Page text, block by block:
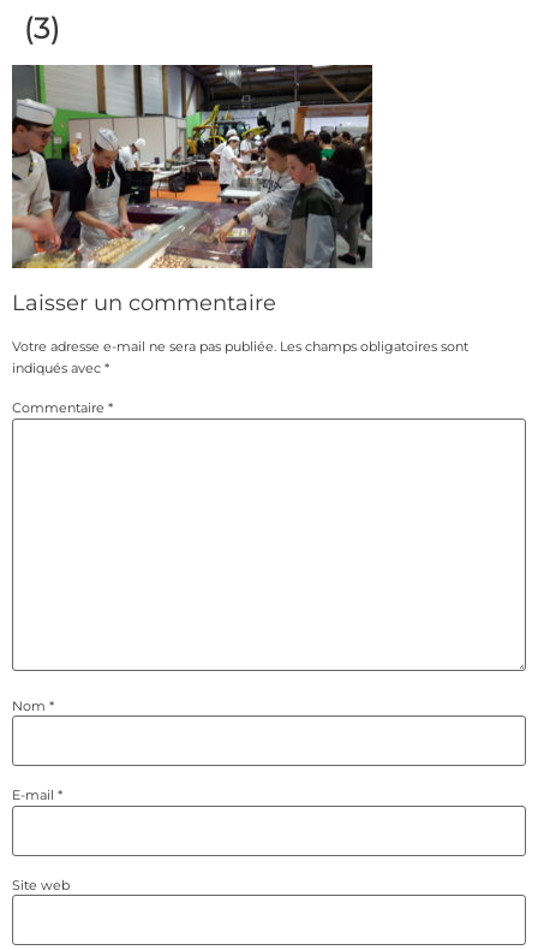
(3)
Laisser un commentaire
Votre adresse e-mail ne sera pas publiée. Les champs obligatoires sont
indiqués avec *
Commentaire *
Nom *
E-mail *
Site web